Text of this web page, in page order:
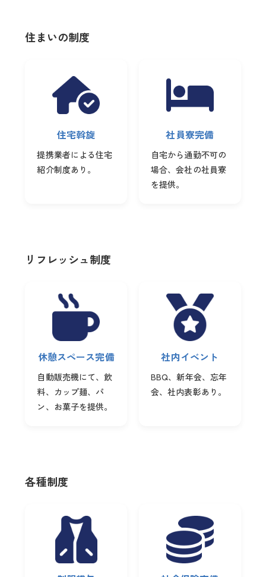
住まいの制度
住宅斡旋
提携業者による住宅
紹介制度あり。
社員寮完備
自宅から通勤不可の
場合、会社の社員寮
を提供。
リフレッシュ制度
休憩スペース完備
自動販売機にて、飲
料、カップ麺、パ
ン、お菓子を提供。
社内イベント
BBQ、新年会、忘年
会、社内表彰あり。
各種制度